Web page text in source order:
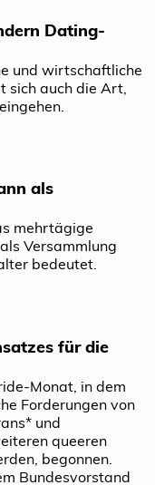
Dating-
und wirtschaftliche
sich auch die Art,
als
mehrtägige
Versammlung
bedeutet.
für die
Monat, in dem
Forderungen von
und
queeren
begonnen.
Bundesvorstand